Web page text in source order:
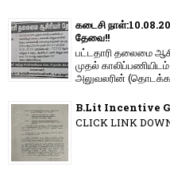
கடைசி
தேவை!!
பட்டதாரி தலைமை
முதல்
அலுவலரின்
B.Lit Incentive
CLICK LINK